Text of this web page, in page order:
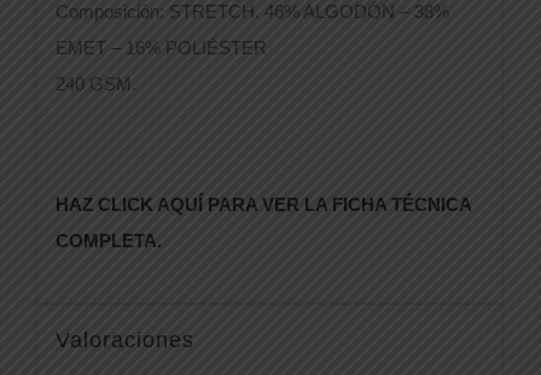
Composición: STRETCH. 46% ALGODÓN – 38%
EMET – 16% POLIÉSTER
240 GSM.
HAZ CLICK AQUÍ PARA VER LA FICHA TÉCNICA
COMPLETA.
Valoraciones